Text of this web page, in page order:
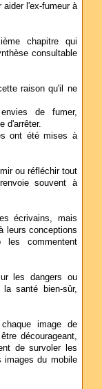
l'ex-fumeur à
chapitre qui
consultable
raison qu'il ne
de fumer,
d'arrêter.
ont été mises à
ou réfléchir tout
souvent à
écrivains, mais
leurs conceptions
les commentent
les dangers ou
santé bien-sûr,
image de
décourageant,
de survoler les
du mobile